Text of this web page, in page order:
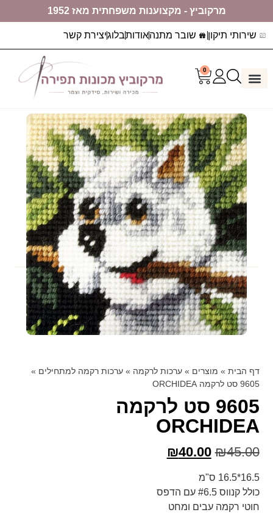
מרקוביץ - מקצוענות משפחתית מאז 1952
שירותי תיקון שובר מתנהאודותבלוגיצירת קשר
0
דף הבית » מוצרים »ערכות לרקמה »ערכות רקמה למתחילים »
9605 סט לרקמה ORCHIDEA
9605 סט לרקמה
ORCHIDEA
₪45.00
₪40.00
16.5*16.5 ס"מ
כולל קנווס #6.5 עם הדפס
חוטי רקמה עבים ומחט